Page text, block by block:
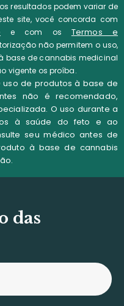
resultados podem variar de
site, você concorda com
e com os Termos e
não permitem o uso,
base de cannabis medicinal
vigente os proíba.
uso de produtos à base de
não é recomendado,
O uso durante a
à saúde do feto e ao
seu médico antes de
à base de cannabis
das